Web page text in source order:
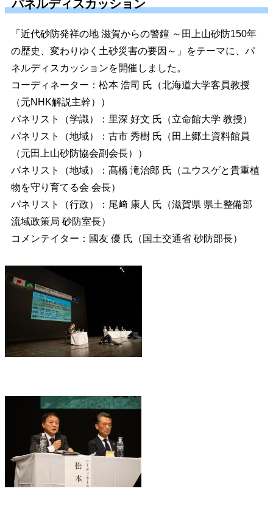
パネルディスカッション
「近代砂防発祥の地 滋賀からの警鐘 ～田上山砂防150年
の歴史、変わりゆく土砂災害の要因～」をテーマに、パ
ネルディスカッションを開催しました。
コーディネーター：松本 浩司 氏（北海道大学客員教授
（元NHK解説主幹））
パネリスト（学識）：里深 好文 氏（立命館大学 教授）
パネリスト（地域）：古市 秀樹 氏（田上郷土資料館員
（元田上山砂防協会副会長））
パネリスト（地域）：髙橋 滝治郎 氏（ユウスゲと貴重植
物を守り育てる会 会長）
パネリスト（行政）：尾﨑 康人 氏（滋賀県 県土整備部
流域政策局 砂防室長）
コメンテイター：國友 優 氏（国土交通省 砂防部長）